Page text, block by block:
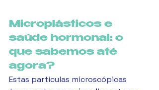
Microplásticos e
saúde hormonal: o
que sabemos até
agora?
Estas partículas microscópicas